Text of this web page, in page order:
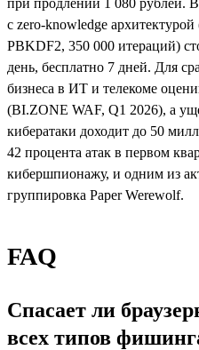
с zero-knowledge
PBKDF2, 350 000 итераций)
день, бесплатно 7 дней. Для
бизнеса в ИТ и телекоме
(BI.ZONE WAF, Q1 2026), а
кибератаки доходит до 50
42 процента атак в первом
кибершпионажу, и одним из
группировка Paper Werewolf.
FAQ
Спасает ли
всех типов